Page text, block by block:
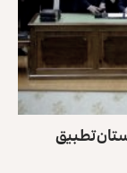
تطبیق